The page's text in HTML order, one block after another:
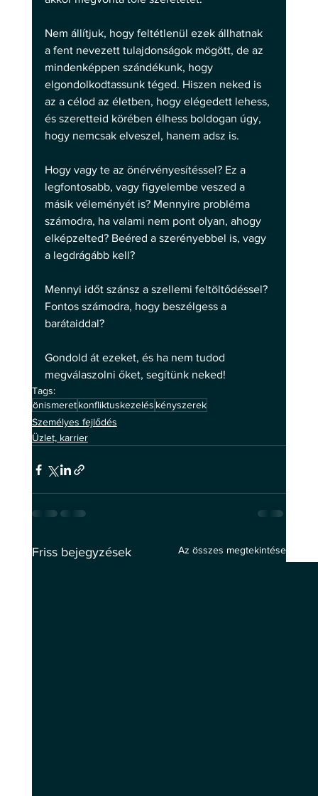
Nem állítjuk, hogy feltétlenül ezek állhatnak
a fent nevezett tulajdonságok mögött, de az
mindenképpen szándékunk, hogy
elgondolkodtassunk téged. Hiszen neked is
az a célod az életben, hogy elégedett lehess,
és szeretteid körében élhess boldogan úgy,
hogy nemcsak elveszel, hanem adsz is.
Hogy vagy te az önérvényesítéssel? Ez a
legfontosabb, vagy figyelembe veszed a
másik véleményét is? Mennyire probléma
számodra, ha valami nem pont olyan, ahogy
elképzelted? Beéred a szerényebbel is, vagy
a legdrágább kell?
Mennyi időt szánsz a szellemi feltöltődéssel?
Fontos számodra, hogy beszélgess a
barátaiddal?
Gondold át ezeket, és ha nem tudod
megválaszolni őket, segítünk neked!
Tags:
önismeret konfliktuskezelés kényszerek
Személyes fejlődés
Üzlet, karrier
Friss bejegyzések Az összes megtekintése